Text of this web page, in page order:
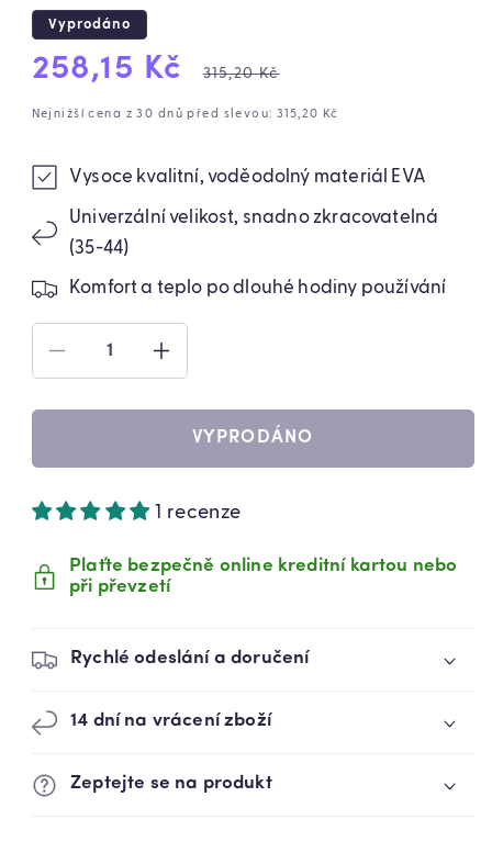
Vyprodáno
Výprodejová
cena
258,15 Kč
Běžná
cena
315,20 Kč
Nejnižší cena z 30 dnů před slevou: 315,20 Kč
Vysoce kvalitní, voděodolný materiál EVA
Univerzální velikost, snadno zkracovatelná
(35-44)
Komfort a teplo po dlouhé hodiny používání
SNÍŽIT
MNOŽSTVÍ
PRODUKTU
DO
USB,
VELIKOST,
TEPLOTA
AŽ
(78740001)
ZVÝŠIT
MNOŽSTVÍ
PRODUKTU
VYHŘÍVANÉ
VLOŽKY
DO
USB,
VELIKOST,
TEPLOTA
(78740001)
VYPRODÁNO
1 recenze
Plaťte bezpečně online kreditní kartou nebo
při převzetí
Rychlé odeslání a doručení
14 dní na vrácení zboží
Zeptejte se na produkt